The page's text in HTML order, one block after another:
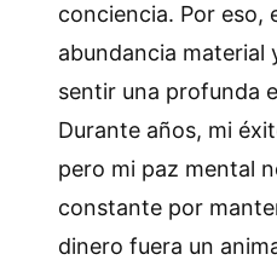
conciencia. Por eso,
abundancia material
sentir una profunda
Durante años, mi
pero mi paz mental
constante por
dinero fuera un